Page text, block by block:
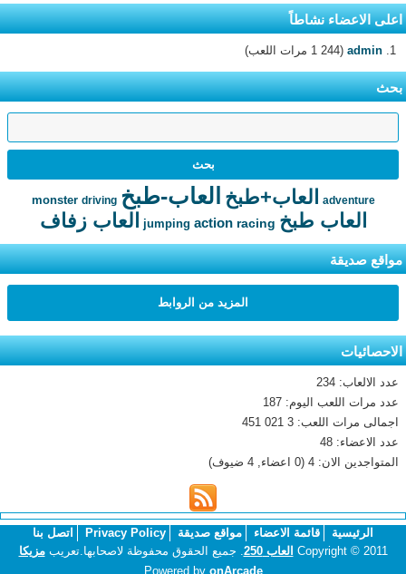
اعلى الاعضاء نشاطاً
admin (1 244 مرات اللعب)
بحث
adventure العاب+طبخ العاب-طبخ monster driving
العاب طبخ jumping action racing العاب زفاف
مواقع صديقة
المزيد من الروابط
الاحصائيات
عدد الالعاب: 234
عدد مرات اللعب اليوم: 187
اجمالى مرات اللعب: 3 021 451
عدد الاعضاء: 48
المتواجدين الان: 4 (0 اعضاء, 4 ضيوف)
الرئيسية قائمة الاعضاء مواقع صديقة Privacy Policy
اتصل بنا
Copyright © 2011 العاب 250 . جميع الحقوق محفوظة لاصحابها.تعريبمزيكا
Powered by onArcade